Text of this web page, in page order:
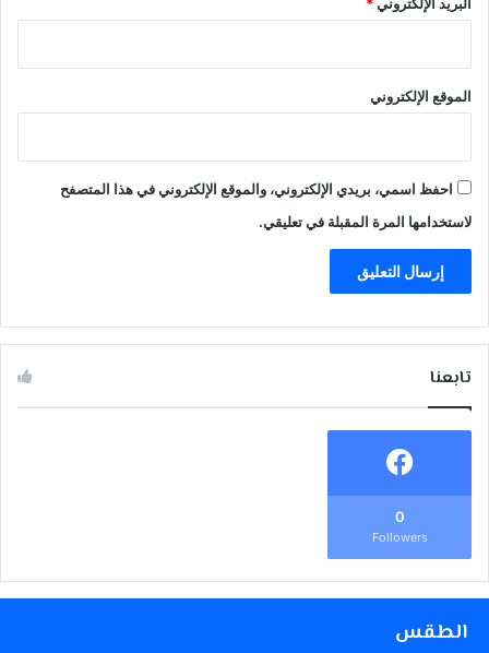
الموقع الإلكتروني
احفظ اسمي، بريدي الإلكتروني، والموقع الإلكتروني في هذا المتصفح
لاستخدامها المرة المقبلة في تعليقي.
تابعنا
0
Followers
الطقس